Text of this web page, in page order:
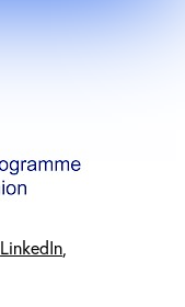
LinkedIn